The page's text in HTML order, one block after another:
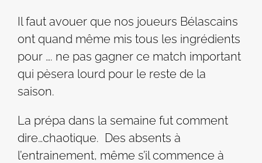
Il faut avouer que nos joueurs Bélascains
ont quand même mis tous les ingrédients
pour …. ne pas gagner ce match important
qui pèsera lourd pour le reste de la
saison.
La prépa dans la semaine fut comment
dire…chaotique. Des absents à
l’entrainement, même s’il commence à